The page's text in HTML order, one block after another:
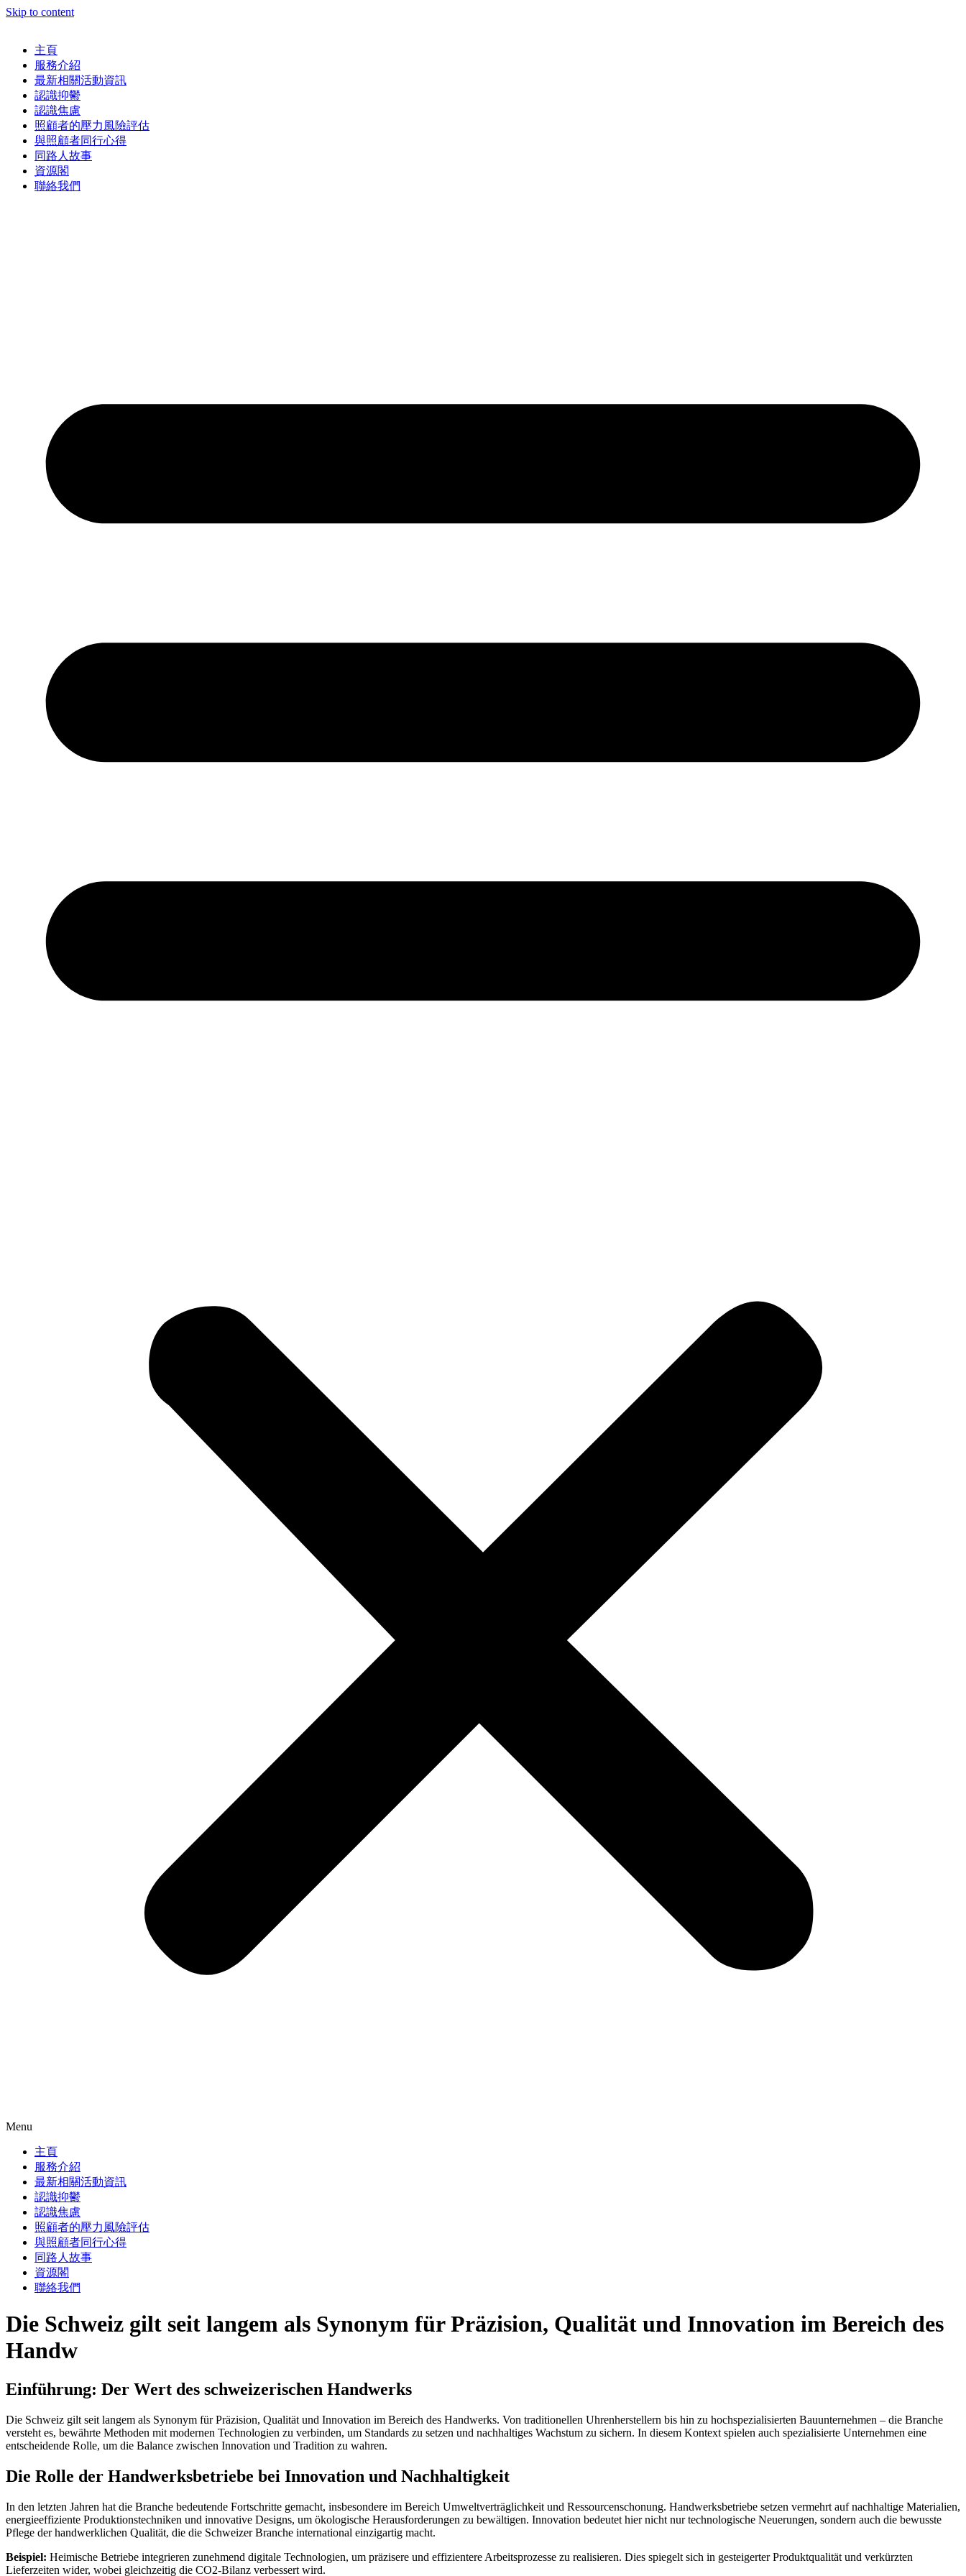
Skip to content
主頁
服務介紹
最新相關活動資訊
認識抑鬱
認識焦慮
照顧者的壓力風險評估
與照顧者同行心得
同路人故事
資源閣
聯絡我們
Menu
主頁
服務介紹
最新相關活動資訊
認識抑鬱
認識焦慮
照顧者的壓力風險評估
與照顧者同行心得
同路人故事
資源閣
聯絡我們
Die Schweiz gilt seit langem als Synonym für Präzision, Qualität und Innovation im Bereich des
Handw
Einführung: Der Wert des schweizerischen Handwerks
Die Schweiz gilt seit langem als Synonym für Präzision, Qualität und Innovation im Bereich des Handwerks. Von traditionellen Uhrenherstellern bis hin zu hochspezialisierten Bauunternehmen – die Branche
versteht es, bewährte Methoden mit modernen Technologien zu verbinden, um Standards zu setzen und nachhaltiges Wachstum zu sichern. In diesem Kontext spielen auch spezialisierte Unternehmen eine
entscheidende Rolle, um die Balance zwischen Innovation und Tradition zu wahren.
Die Rolle der Handwerksbetriebe bei Innovation und Nachhaltigkeit
In den letzten Jahren hat die Branche bedeutende Fortschritte gemacht, insbesondere im Bereich Umweltverträglichkeit und Ressourcenschonung. Handwerksbetriebe setzen vermehrt auf nachhaltige Materialien,
energieeffiziente Produktionstechniken und innovative Designs, um ökologische Herausforderungen zu bewältigen. Innovation bedeutet hier nicht nur technologische Neuerungen, sondern auch die bewusste
Pflege der handwerklichen Qualität, die die Schweizer Branche international einzigartig macht.
Beispiel: Heimische Betriebe integrieren zunehmend digitale Technologien, um präzisere und effizientere Arbeitsprozesse zu realisieren. Dies spiegelt sich in gesteigerter Produktqualität und verkürzten
Lieferzeiten wider, wobei gleichzeitig die CO2-Bilanz verbessert wird.